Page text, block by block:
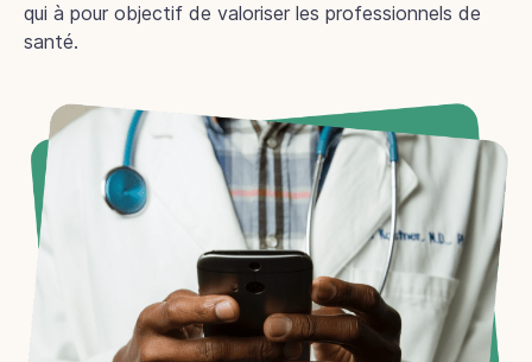
qui à pour objectif de valoriser les professionnels de
santé.